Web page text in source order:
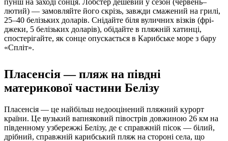
пунш на заході сонця. Лобстер дешевий у сезон (червень–
лютий) — замовляйте його скрізь, завжди смажений на грилі,
25–40 белізьких доларів. Снідайте біля вуличних візків (фрі-
джеки, 5 белізьких доларів), обідайте в пляжній хатинці,
спостерігайте, як сонце опускається в Карибське море з бару
«Спліт».
Пласенсія — пляж на півдні
материкової частини Белізу
Пласенсія — це найбільш недооцінений пляжний курорт
країни. Це вузький вапняковий півострів довжиною 26 км на
південному узбережжі Белізу, де є справжній пісок — білий,
дрібний, справжній карибський пляж на стороні села, що